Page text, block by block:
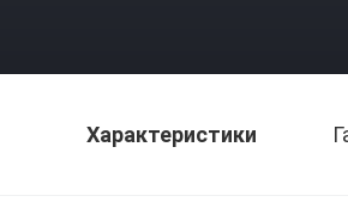
Характеристики